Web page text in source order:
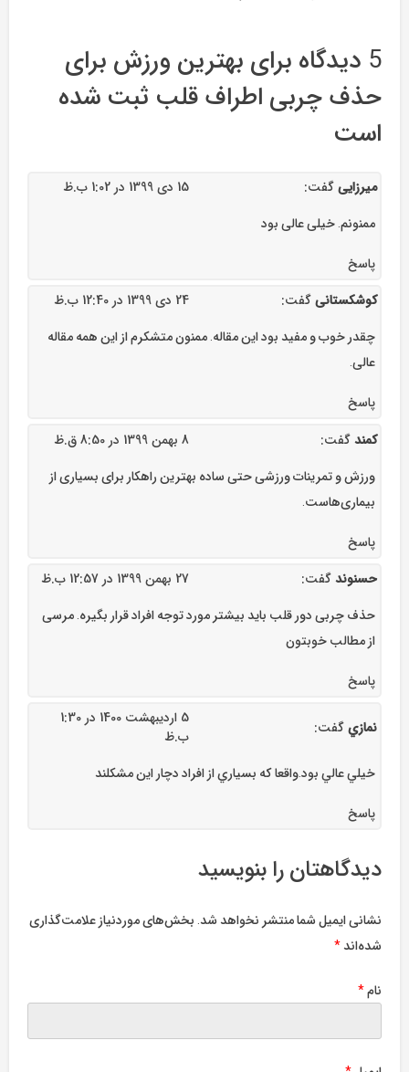
اطراف
قلب
5 دیدگاه برای
بهترین ورزش برای
حذف چربی اطراف قلب ثبت شده
است
میرزاییگفت: 15 دی 1399 در 1:02 ب.ظ
ممنونم. خیلی عالی بود
پاسخ
کوشکستانیگفت: 24 دی 1399 در 12:40 ب.ظ
چقدر خوب و مفید بود این مقاله. ممنون متشکرم از این همه مقاله
عالی.
پاسخ
کمندگفت: 8 بهمن 1399 در 8:50 ق.ظ
ورزش و تمرینات ورزشی حتی ساده بهترین راهکار برای بسیاری از
بیماری‌هاست.
پاسخ
حسنوندگفت: 27 بهمن 1399 در 12:57 ب.ظ
حذف چربی دور قلب باید بیشتر مورد توجه افراد قرار بگیره. مرسی
از مطالب خوبتون
پاسخ
نمازيگفت:
5 اردیبهشت 1400 در 1:30
ب.ظ
خيلي عالي بود.واقعا كه بسياري از افراد دچار اين مشكلند
پاسخ
دیدگاهتان را بنویسید
نشانی ایمیل شما منتشر نخواهد شد. بخش‌های موردنیاز علامت‌گذاری
شده‌اند *
نام*